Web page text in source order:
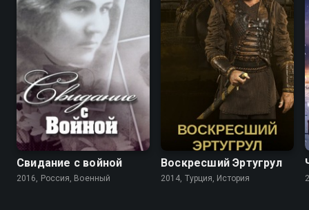
8.4
Свидание с войной
2016, Россия, Военный
8.5 7.9
Воскресший Эртугрул
2014, Турция, История